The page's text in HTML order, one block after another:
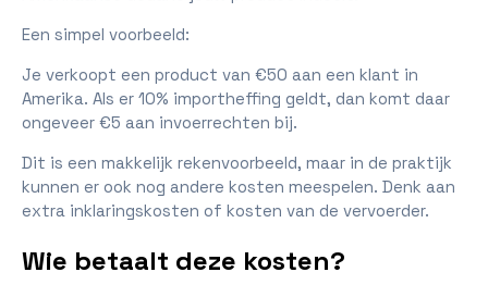
Een simpel voorbeeld:
Je verkoopt een product van €50 aan een klant in
Amerika. Als er 10% importheffing geldt, dan komt daar
ongeveer €5 aan invoerrechten bij.
Dit is een makkelijk rekenvoorbeeld, maar in de praktijk
kunnen er ook nog andere kosten meespelen. Denk aan
extra inklaringskosten of kosten van de vervoerder.
Wie betaalt deze kosten?